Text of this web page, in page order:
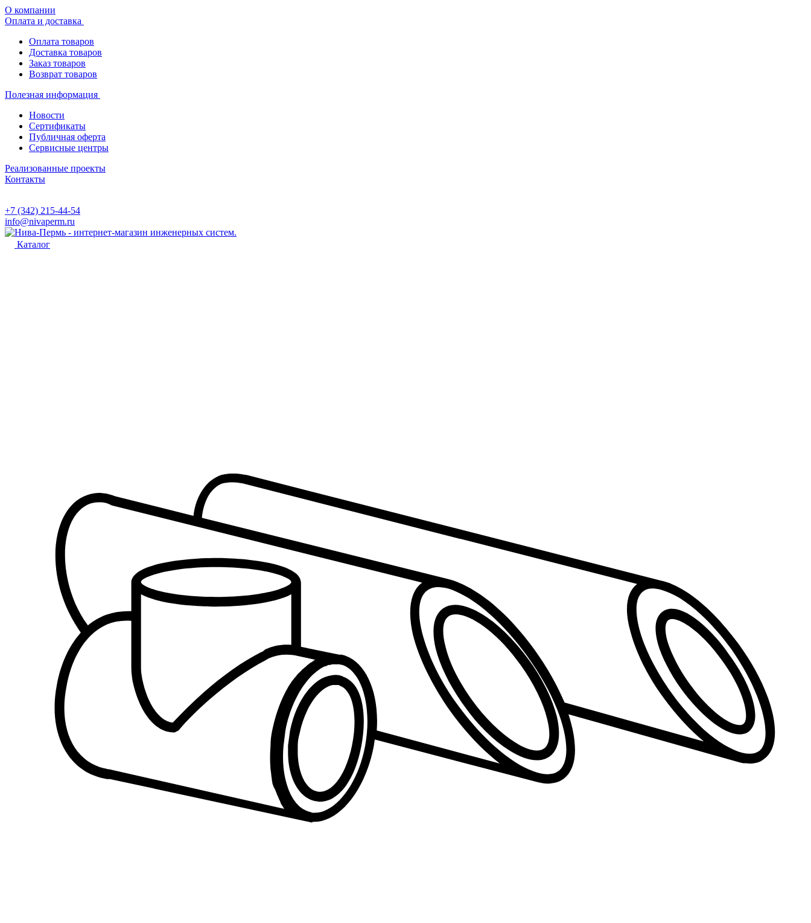
О компании
Оплата и доставка
Оплата товаров
Доставка товаров
Заказ товаров
Возврат товаров
Полезная информация
Новости
Сертификаты
Публичная оферта
Сервисные центры
Реализованные проекты
Контакты
+7 (342) 215-44-54
info@nivaperm.ru
Каталог